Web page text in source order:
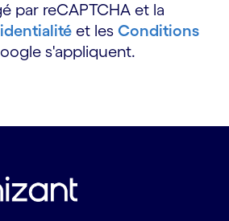
par reCAPTCHA et la
et les Conditions
s'appliquent.